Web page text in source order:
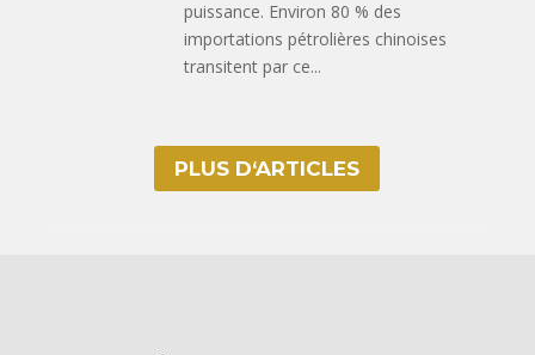
puissance. Environ 80 % des
importations pétrolières chinoises
transitent par ce...
PLUS D‘ARTICLES